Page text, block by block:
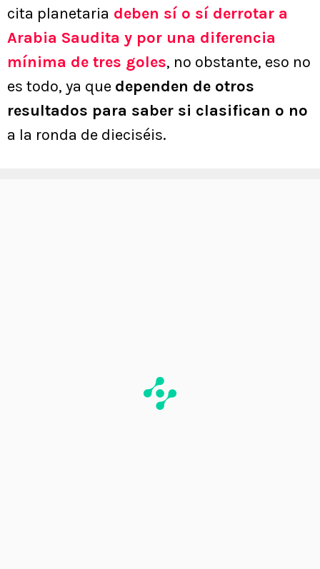
cita planetaria deben sí o sí derrotar a
Arabia Saudita y por una diferencia
mínima de tres goles, no obstante, eso no
es todo, ya que dependen de otros
resultados para saber si clasifican o no
a la ronda de dieciséis.